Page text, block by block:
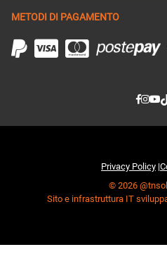
METODI DI PAGAMENTO
Privacy Policy |
© 2026
Sito e infrastruttura IT